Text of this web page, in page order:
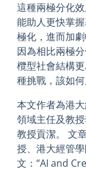
這種兩極分化
能助人更快掌
極化，進而加
因為相比兩極
欖型社會結構
種挑戰，該如
本文作者為港
領域主任及教
教授貢潔。 文
授、港大經管
文：“AI and